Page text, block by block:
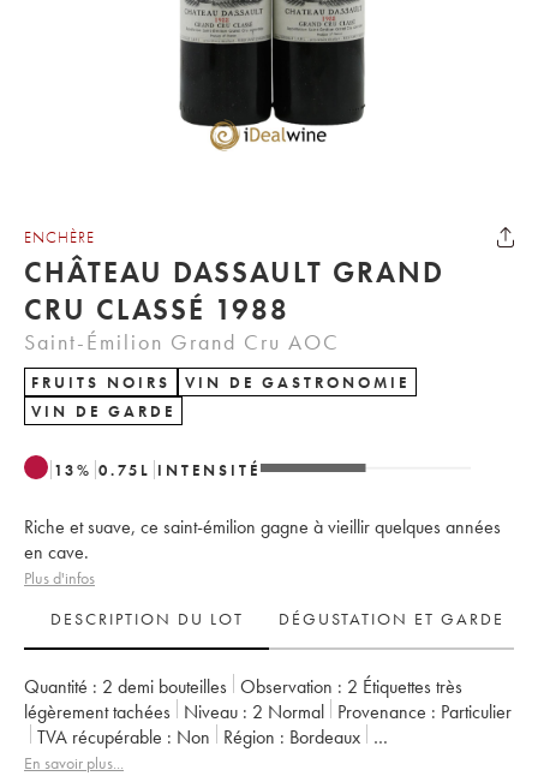
ENCHÈRE
CHÂTEAU DASSAULT GRAND
CRU CLASSÉ 1988
Saint-Émilion Grand Cru AOC
FRUITS NOIRS
VIN DE GASTRONOMIE
VIN DE GARDE
13% 0.75 L INTENSITÉ
Riche et suave, ce saint-émilion gagne à vieillir quelques années
en cave.
Plus d'infos
DESCRIPTION DU LOT
DÉGUSTATION ET GARDE
Quantité : 2 demi bouteilles Observation : 2 Étiquettes très
légèrement tachées
Niveau : 2 Normal Provenance : particulier
TVA récupérable :
non Région :
Bordeaux
Appellation :
En savoir plus...